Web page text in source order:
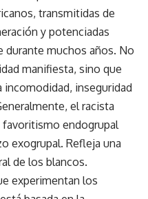
transmitidas de
y potenciadas
muchos años. No
manifiesta, sino que
incomodidad, inseguridad
el racista
endogrupal
exogrupal. Refleja una
de los blancos.
experimentan los